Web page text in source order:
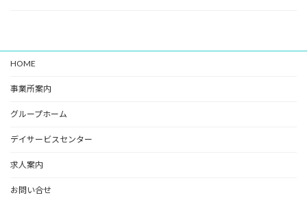
HOME
事業所案内
グループホーム
デイサービスセンター
求人案内
お問い合せ